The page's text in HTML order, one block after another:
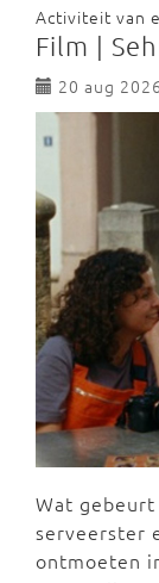
Activiteit van
Film |
20 aug
Wat
serveerster
ontmoeten